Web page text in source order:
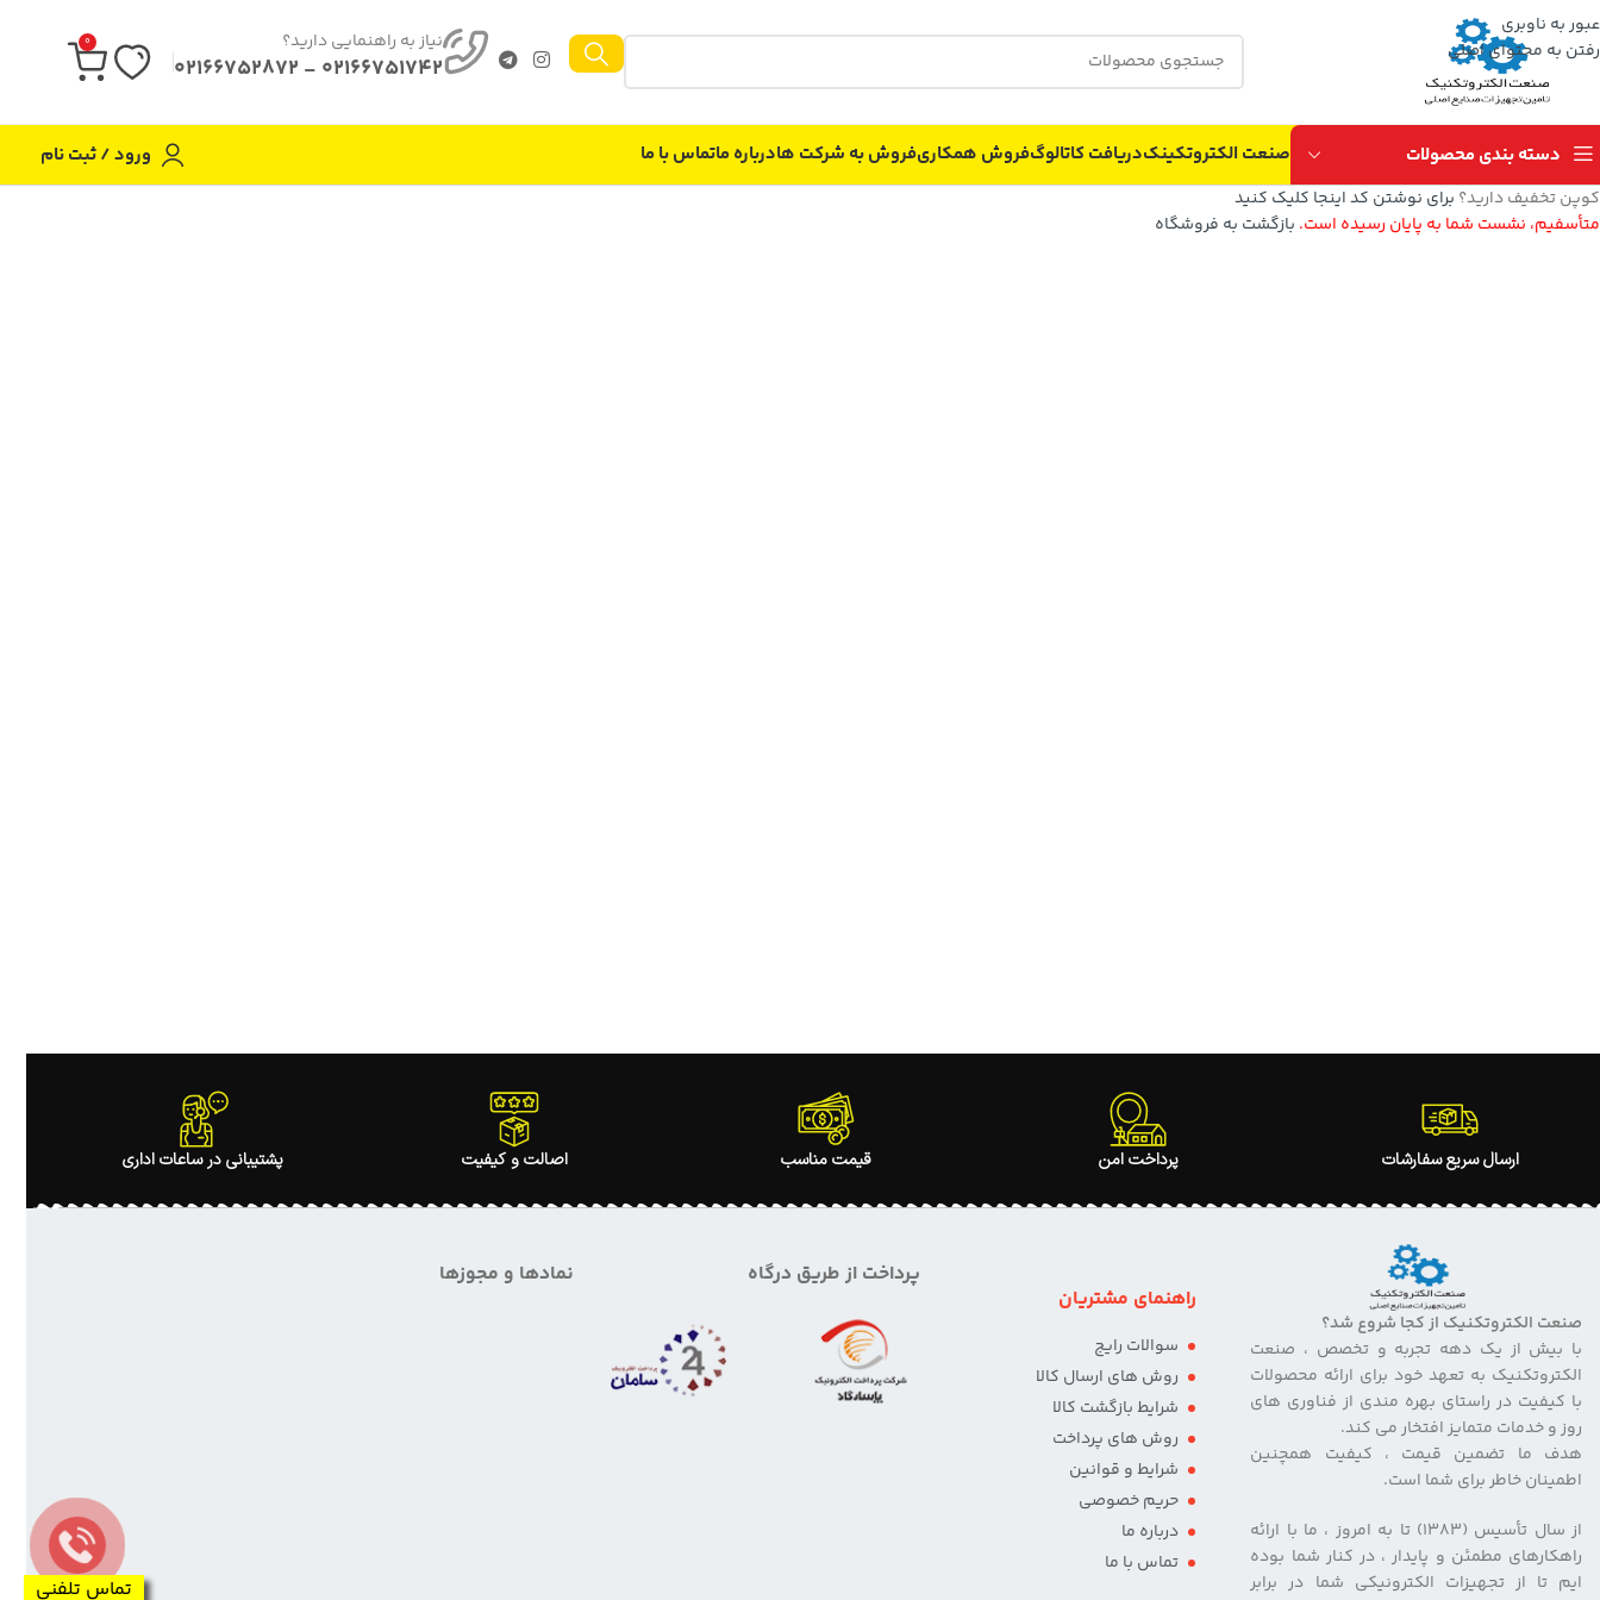
عبور به ناوبری
رفتن به محتوای اصلی
نیاز به راهنمایی دارید؟
02166751742 - 02166752872
0
دسته بندی محصولات صنعت الکتروتکینکدریافت کاتالوگفروش همکاریفروش به شركت هادرباره ماتماس با ما ورود / ثبت نام
کوپن تخفیف دارید؟ برای نوشتن کد اینجا کلیک کنید
متأسفیم، نشست شما به پایان رسیده است. بازگشت به فروشگاه
ارسال سریع سفارشات پرداخت امن قیمت مناسب اصالت و کیفیت پشتیبانی در ساعات اداری
صنعت الکتروتکنیک از کجا شروع شد؟
با بیش از یک دهه تجربه و تخصص ، صنعت
الکتروتکنیک به تعهد خود برای ارائه محصولات
با کیفیت در راستای بهره مندی از فناوری های
روز و خدمات متمایز افتخار می کند.
هدف ما تضمین قیمت ، کیفیت همچنین
اطمینان خاطر برای شما است.
از سال تأسیس (۱۳۸۳) تا به امروز ، ما با ارائه
راهکارهای مطمئن و پایدار ، در کنار شما بوده
ایم تا از تجهیزات الکترونیکی شما در برابر
راهنمای مشتریان
سوالات رایج
روش های ارسال کالا
شرایط بازگشت کالا
روش های پرداخت
شرایط و قوانین
حریم خصوصی
درباره ما
تماس با ما
پرداخت از طریق درگاه نمادها و مجوزها
تماس تلفنی